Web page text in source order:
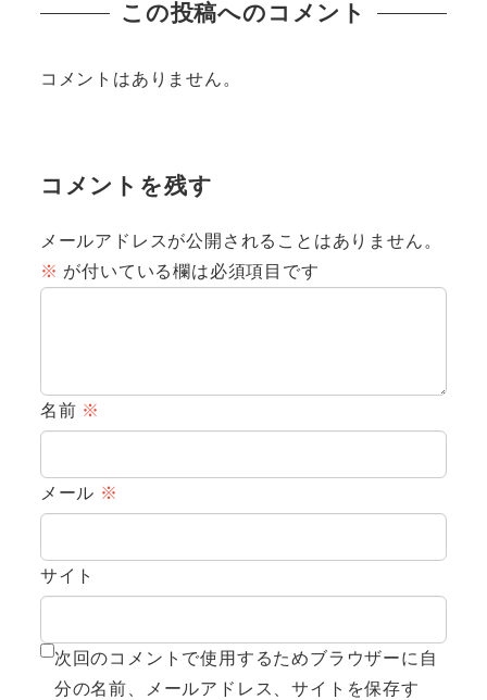
この投稿へのコメント
コメントはありません。
コメントを残す
メールアドレスが公開されることはありません。
※ が付いている欄は必須項目です
名前 ※
メール ※
サイト
次回のコメントで使用するためブラウザーに自
分の名前、メールアドレス、サイトを保存す